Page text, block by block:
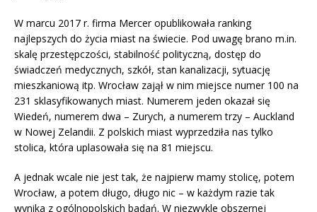
W marcu 2017 r. firma Mercer opublikowała ranking
najlepszych do życia miast na świecie. Pod uwagę brano m.in.
skalę przestępczości, stabilność polityczną, dostęp do
świadczeń medycznych, szkół, stan kanalizacji, sytuację
mieszkaniową itp. Wrocław zajął w nim miejsce numer 100 na
231 sklasyfikowanych miast. Numerem jeden okazał się
Wiedeń, numerem dwa – Zurych, a numerem trzy – Auckland
w Nowej Zelandii. Z polskich miast wyprzedziła nas tylko
stolica, która uplasowała się na 81 miejscu.
A jednak wcale nie jest tak, że najpierw mamy stolicę, potem
Wrocław, a potem długo, długo nic – w każdym razie tak
wynika z ogólnopolskich badań. W niezwykle obszernej